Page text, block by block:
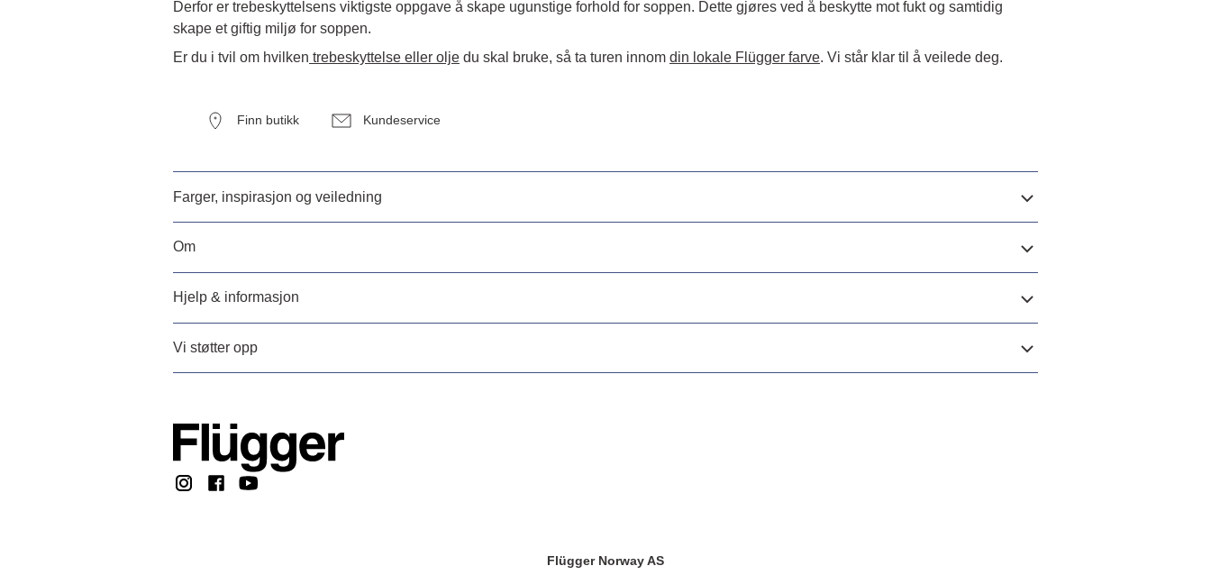
Derfor er trebeskyttelsens viktigste oppgave å skape ugunstige forhold for soppen. Dette gjøres ved å beskytte mot fukt og samtidig
skape et giftig miljø for soppen.
Er du i tvil om hvilken trebeskyttelse eller olje du skal bruke, så ta turen innom din lokale Flügger farve. Vi står klar til å veilede deg.
Finn butikk Kundeservice
Farger, inspirasjon og veiledning
Om
Hjelp & informasjon
Vi støtter opp
Flügger Norway AS